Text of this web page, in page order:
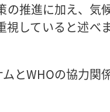
の推進に加え、気
視していると述べ
とWHOの協力関